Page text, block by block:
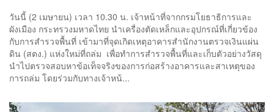
วันนี้ (2 เมษายน) เวลา 10.30 น. เจ้าหน้าที่จากกรมโยธาธิการและ
ผังเมือง กระทรวงมหาดไทย นำเครื่องตัดเหล็กและอุปกรณ์ที่เกี่ยวข้อง
กับการสำรวจพื้นที่ เข้ามาที่จุดเกิดเหตุอาคารสำนักงานตรวจเงินแผ่น
ดิน (สตง.) แห่งใหม่ที่ถล่ม เพื่อทำการสำรวจพื้นที่และเก็บตัวอย่างวัสดุ
นำไปตรวจสอบหาข้อเท็จจริงของการก่อสร้างอาคารและสาเหตุของ
การถล่ม โดยร่วมกับทางเจ้าหน้...